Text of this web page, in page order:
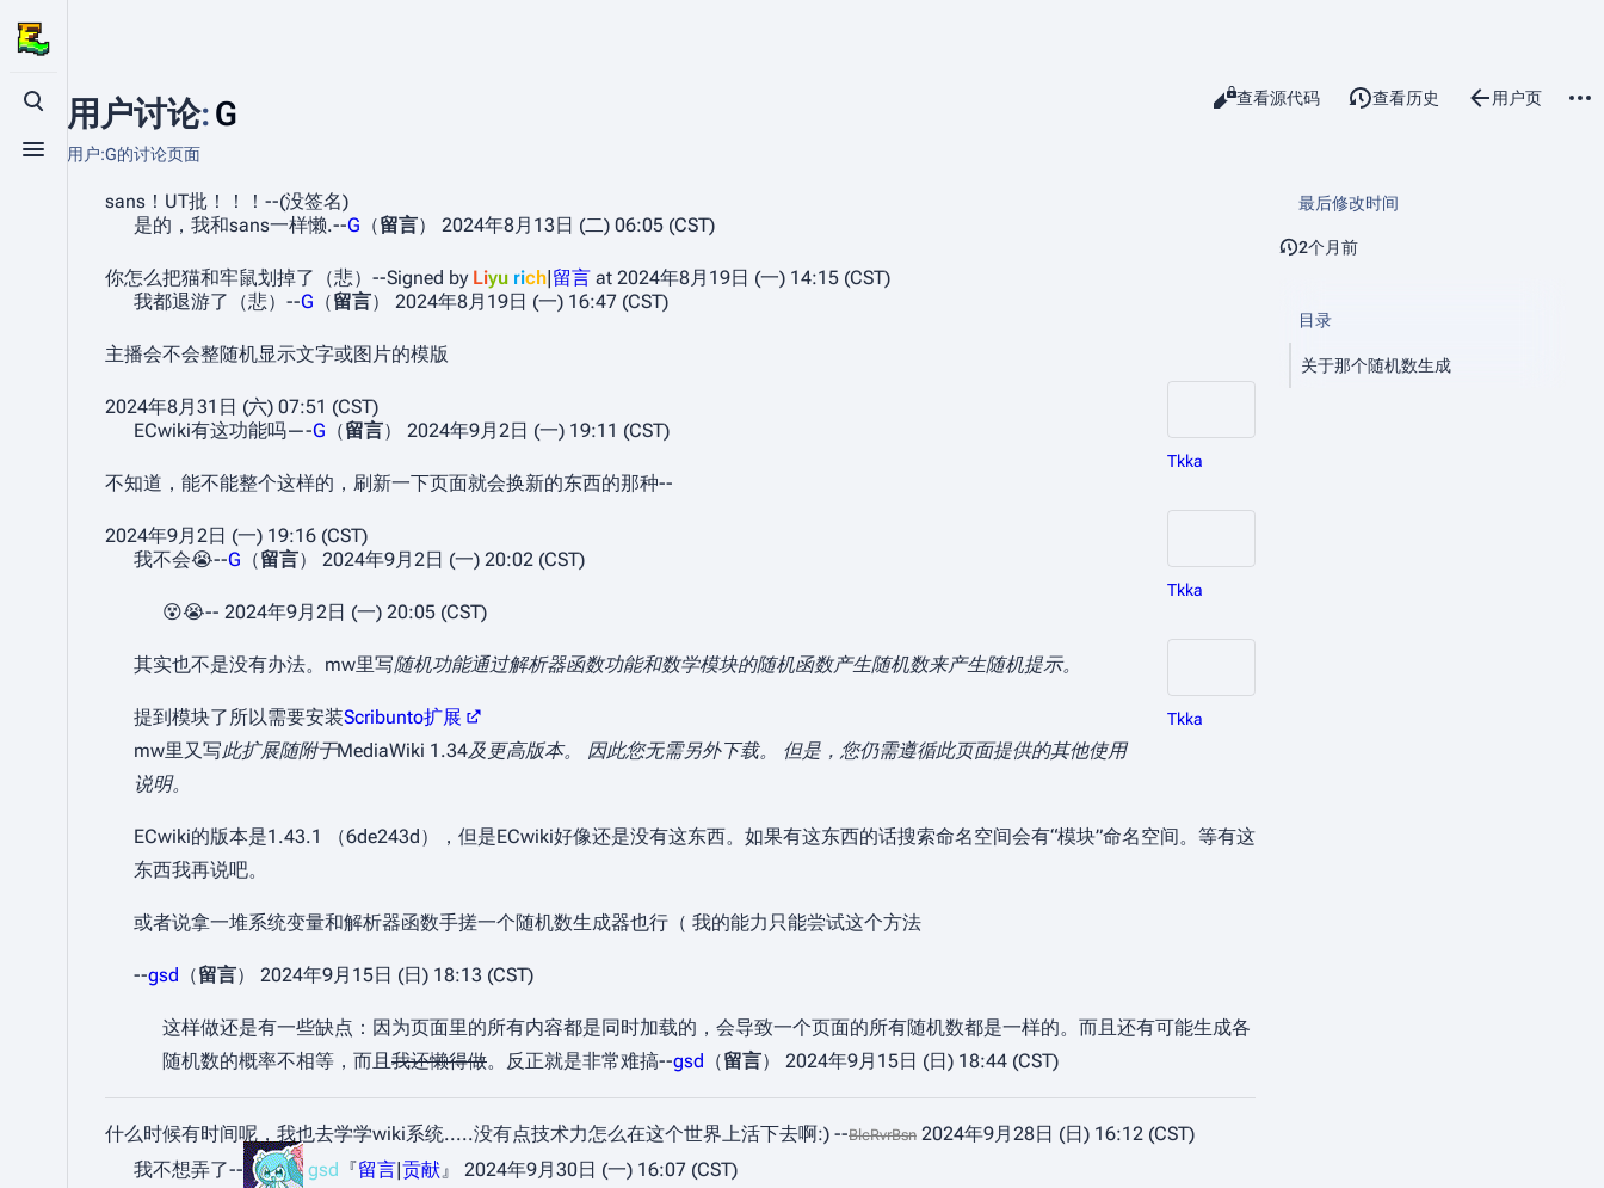
打开/关闭搜索
打开/关闭菜单
用户讨论:G
用户:G的讨论页面
查看阅读
查看源代码 查看历史 associated-
用户页
讨论
sans！UT批！！！--(没签名)
是的，我和sans一样懒.--G （留言） 2024年8月13日 (二) 06:05 (CST)
你怎么把猫和牢鼠划掉了（悲）--Signed by Liyu rich|留言 at 2024年8月19日 (一) 14:15 (CST)
我都退游了（悲）--G （留言） 2024年8月19日 (一) 16:47 (CST)
主播会不会整随机显示文字或图片的模版
Tkka
2024年8月31日 (六) 07:51 (CST)
ECwiki有这功能吗—-G （留言） 2024年9月2日 (一) 19:11 (CST)
不知道，能不能整个这样的，刷新一下页面就会换新的东西的那种--
Tkka
2024年9月2日 (一) 19:16 (CST)
我不会😭--G （留言） 2024年9月2日 (一) 20:02 (CST)
😵😭--
Tkka
2024年9月2日 (一) 20:05 (CST)
其实也不是没有办法。mw里写随机功能通过解析器函数功能和数学模块的随机函数产生随机数来产生随机提示。
提到模块了所以需要安装Scribunto扩展
mw里又写此扩展随附于MediaWiki 1.34及更高版本。 因此您无需另外下载。 但是，您仍需遵循此页面提供的其他使用
说明。
ECwiki的版本是1.43.1 （6de243d），但是ECwiki好像还是没有这东西。如果有这东西的话搜索命名空间会有“模块”命名空间。等有这
东西我再说吧。
或者说拿一堆系统变量和解析器函数手搓一个随机数生成器也行（ 我的能力只能尝试这个方法
--gsd （留言） 2024年9月15日 (日) 18:13 (CST)
这样做还是有一些缺点：因为页面里的所有内容都是同时加载的，会导致一个页面的所有随机数都是一样的。而且还有可能生成各
随机数的概率不相等，而且 我还懒得做。反正就是非常难搞--gsd （留言） 2024年9月15日 (日) 18:44 (CST)
什么时候有时间呢，我也去学学wiki系统.....没有点技术力怎么在这个世界上活下去啊:) --BlcRvrBsn 2024年9月28日 (日) 16:12 (CST)
我不想弄了--
gsd 『留言|贡献』 2024年9月30日 (一) 16:07 (CST)
最后修改时间
2个月前
目录
关于那个随机数生成